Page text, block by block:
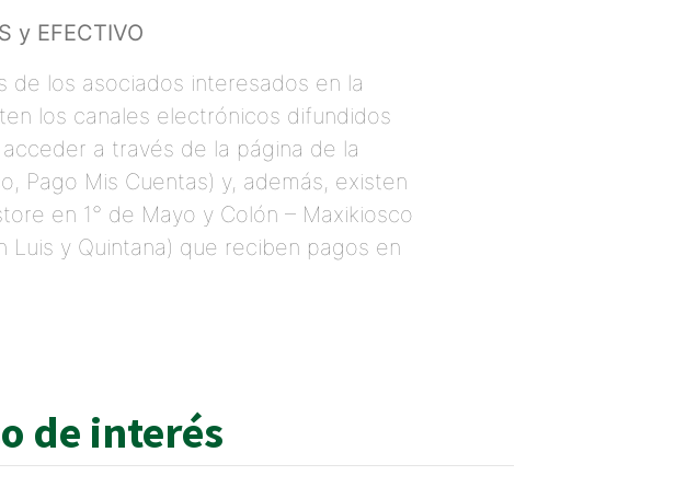
y EFECTIVO
de los asociados interesados en la
los canales electrónicos difundidos
a través de la página de la
Pago Mis Cuentas) y, además, existen
en 1° de Mayo y Colón – Maxikiosco
Luis y Quintana) que reciben pagos en
de interés